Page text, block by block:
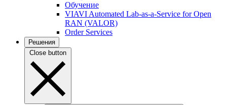
Обучение
VIAVI Automated Lab-as-a-Service for Open
RAN (VALOR)
Order Services
Решения
Close button